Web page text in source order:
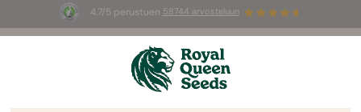
4.7/5 perustuen 58744 arvosteluun
3 White Widow Auto mag